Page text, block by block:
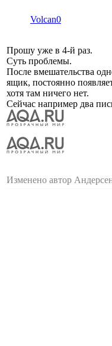
Volcan0
Прошу уже в 4-й раз.
Суть проблемы.
После вмешательства
ящик, постоянно
хотя там ничего нет.
Сейчас например два
Изменено автор